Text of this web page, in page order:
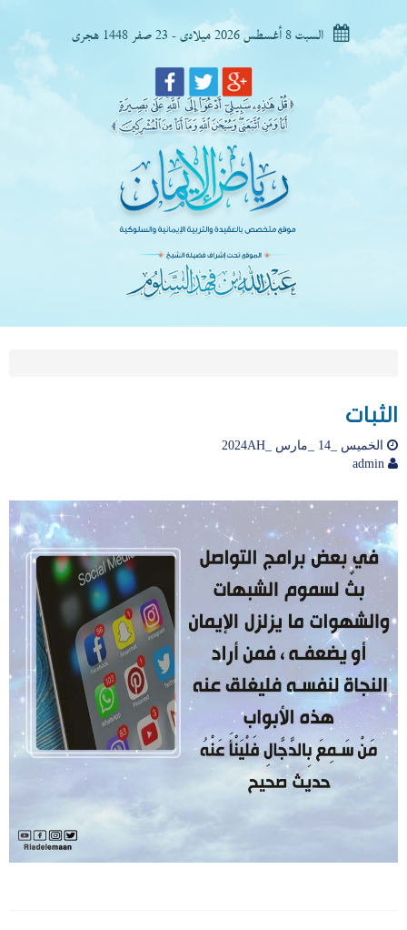
السبت 8 أغسطس 2026 ميلادى - 23 صفر 1448 هجرى
الثبات
الخميس _14 _مارس _2024AH